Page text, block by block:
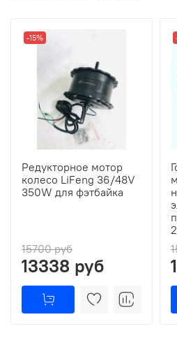
-15%
Редукторное мотор
колесо LiFeng 36/48V
350W для фэтбайка
15700 руб
13338 руб